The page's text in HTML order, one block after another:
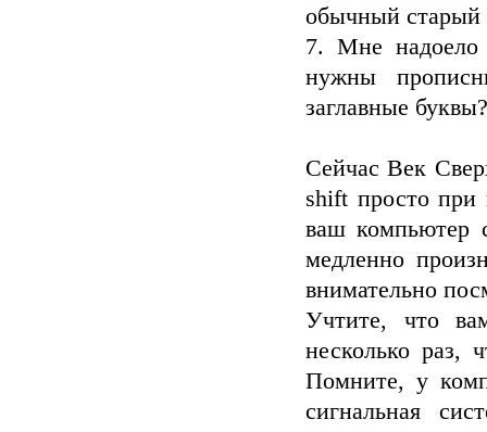
обычный старый
7. Мне надоело
нужны
заглавные буквы?
Сейчас Век
shift просто при
ваш компьютер
медленно
внимательно
Учтите, что
несколько раз,
Помните, у
сигнальная